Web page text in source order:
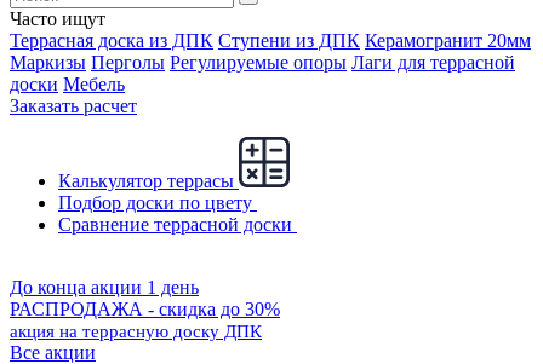
Часто ищут
Террасная доска из ДПК Ступени из ДПК Керамогранит 20мм
Маркизы Перголы Регулируемые опоры Лаги для террасной
доски Мебель
Заказать расчет
Калькулятор террасы
Подбор доски по цвету
Сравнение террасной доски
До конца акции 1 день
РАСПРОДАЖА - скидка до 30%
акция на террасную доску ДПК
Все акции